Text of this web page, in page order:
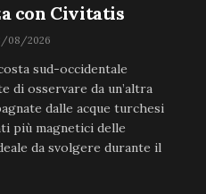
con Civitatis
08/2026
sud-occidentale
di osservare da un’altra
dalle acque turchesi
più magnetici delle
da svolgere durante il